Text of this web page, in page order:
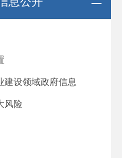
建设领域政府信息
风险